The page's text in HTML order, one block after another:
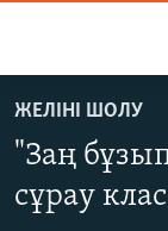
to
main
content
Skip
САЯСАТ
AZATTYQTV
ЖЕЛІНІ ШОЛУ
"Заң
сұрау